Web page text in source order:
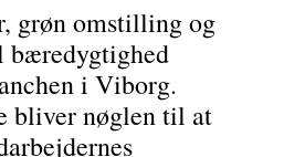
grøn omstilling og
bæredygtighed
i Viborg.
bliver nøglen til at